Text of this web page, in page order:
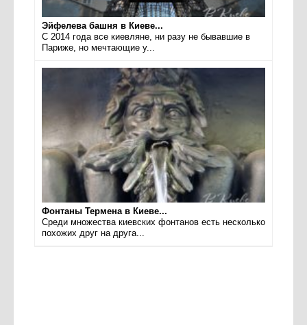
Эйфелева башня в Киеве...
С 2014 года все киевляне, ни разу не бывавшие в
Париже, но мечтающие у...
Фонтаны Термена в Киеве...
Среди множества киевских фонтанов есть несколько
похожих друг на друга...